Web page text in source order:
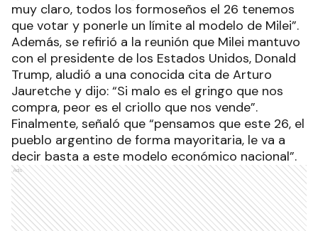
muy claro, todos los formoseños el 26 tenemos
que votar y ponerle un límite al modelo de Milei”.
Además, se refirió a la reunión que Milei mantuvo
con el presidente de los Estados Unidos, Donald
Trump, aludió a una conocida cita de Arturo
Jauretche y dijo: “Si malo es el gringo que nos
compra, peor es el criollo que nos vende”.
Finalmente, señaló que “pensamos que este 26, el
pueblo argentino de forma mayoritaria, le va a
decir basta a este modelo económico nacional”.
Ads